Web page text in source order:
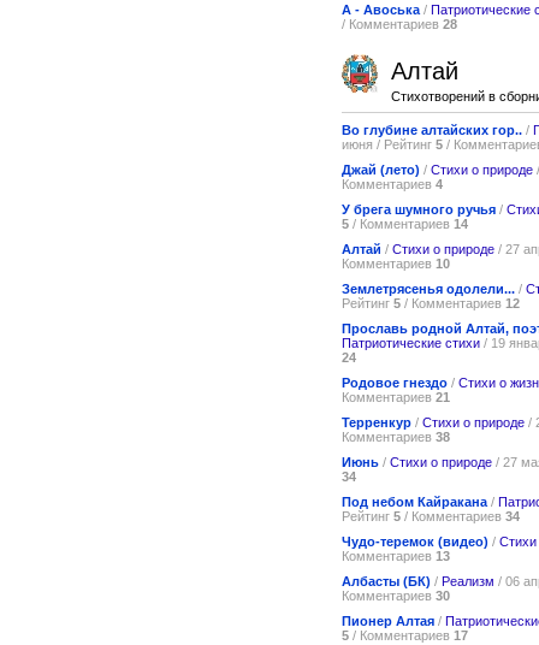
А - Авоська / Патриотические
/ Комментариев 28
Алтай
Стихотворений в
Во глубине алтайских гор.. /
июня / Рейтинг 5 /
Джай (лето) / Стихи о природе
Комментариев 4
У брега шумного ручья /
5 / Комментариев 14
Алтай / Стихи о природе / 27
Комментариев 10
Землетрясенья одолели... /
Рейтинг 5 / Комментариев 12
Прославь родной Алтай,
Патриотические стихи / 19
24
Родовое гнездо / Стихи о
Комментариев 21
Терренкур / Стихи о природе /
Комментариев 38
Июнь / Стихи о природе / 27
34
Под небом Кайракана /
Рейтинг 5 / Комментариев 34
Чудо-теремок (видео) / Стихи
Комментариев 13
Албасты (БК) / Реализм / 06
Комментариев 30
Пионер Алтая /
5 / Комментариев 17